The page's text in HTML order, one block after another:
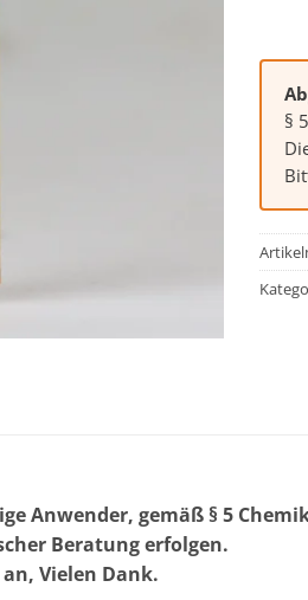
§
Anwender, gemäß § 5
Beratung erfolgen.
Vielen Dank.